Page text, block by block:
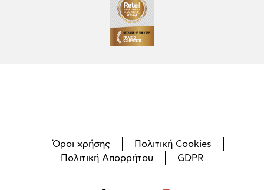
Όροι χρήσης
Πολιτική Cookies
Πολιτική Απορρήτου
GDPR